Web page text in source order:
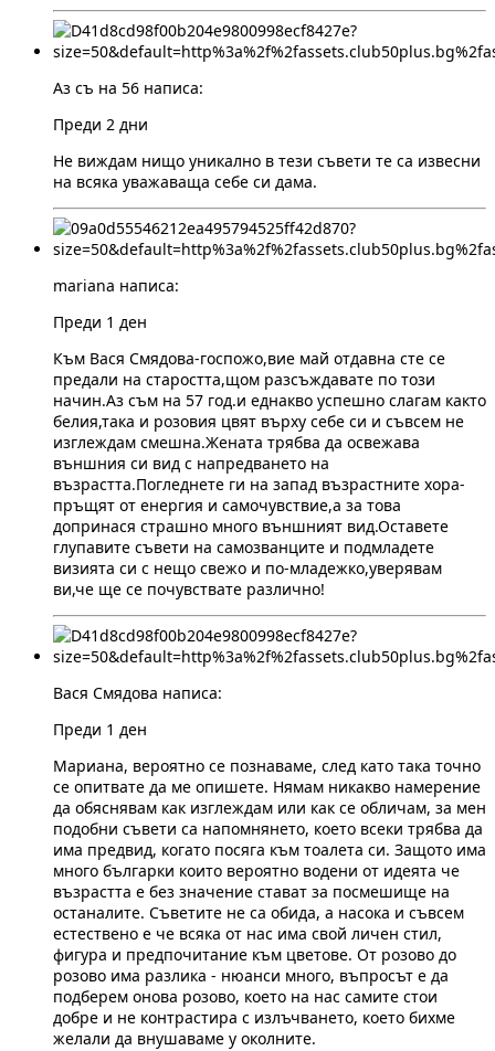
Аз съ на 56 написа:
Преди 2 дни
Не виждам нищо уникално в тези съвети те са извесни
на всяка уважаваща себе си дама.
mariana написа:
Преди 1 ден
Към Вася Смядова-госпожо,вие май отдавна сте се
предали на старостта,щом разсъждавате по този
начин.Аз съм на 57 год.и еднакво успешно слагам както
белия,така и розовия цвят върху себе си и съвсем не
изглеждам смешна.Жената трябва да освежава
външния си вид с напредването на
възрастта.Погледнете ги на запад възрастните хора-
пръщят от енергия и самочувствие,а за това
допринася страшно много външният вид.Оставете
глупавите съвети на самозванците и подмладете
визията си с нещо свежо и по-младежко,уверявам
ви,че ще се почувствате различно!
Вася Смядова написа:
Преди 1 ден
Мариана, вероятно се познаваме, след като така точно
се опитвате да ме опишете. Нямам никакво намерение
да обяснявам как изглеждам или как се обличам, за мен
подобни съвети са напомнянето, което всеки трябва да
има предвид, когато посяга към тоалета си. Защото има
много българки които вероятно водени от идеята че
възрастта е без значение стават за посмешище на
останалите. Съветите не са обида, а насока и съвсем
естествено е че всяка от нас има свой личен стил,
фигура и предпочитание към цветове. От розово до
розово има разлика - нюанси много, въпросът е да
подберем онова розово, което на нас самите стои
добре и не контрастира с излъчването, което бихме
желали да внушаваме у околните.